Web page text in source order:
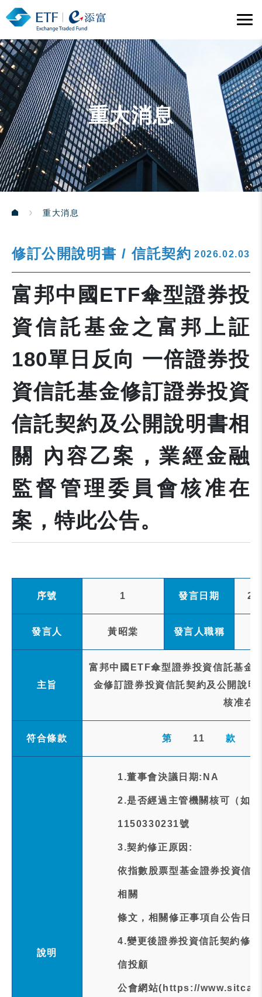
重大消息
重大消息
修訂公開說明書 / 信託契約 2026.02.03
富邦中國ETF傘型證券投
資信託基金之富邦上証
180單日反向 一倍證券投
資信託基金修訂證券投資
信託契約及公開說明書相
關 內容乙案，業經金融
監督管理委員會核准在
案，特此公告。
序號 1 發言日期
發言人 黃昭棠 發言人職稱
主旨
富邦中國ETF傘型證券投資信託基金
金修訂證券投資信託契約及公開說
核准在
符合條款 第 11 款
說明
1.董事會決議日期:NA
2.是否經過主管機關核可（如
1150330231號
3.契約修正原因:
依指數股票型基金證券投資信
相關
條文，相關修正事項自公告日
4.變更後證券投資信託契約修
信投顧
公會網站(https://